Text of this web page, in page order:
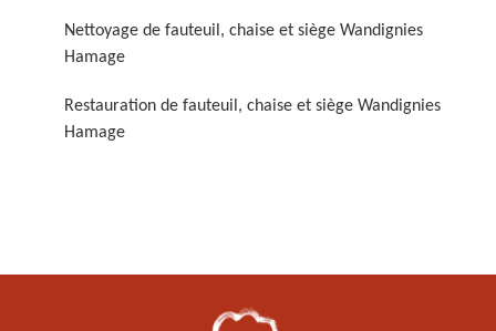
Restauration de fauteuil,
Nettoyage de fauteuil, chaise et siège Wandignies
Hamage
Restauration de fauteuil, chaise et siège Wandignies
Hamage